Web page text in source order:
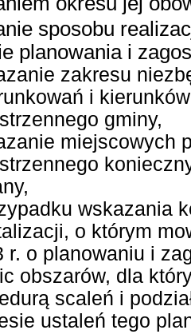
sposobu
planowania i
zakresu
i
gminy,
miejscowych
wskazania
o którym
r. o planowaniu i
obszarów, dla
scaleń i
ustaleń tego